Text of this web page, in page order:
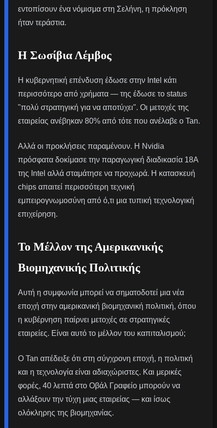
εντοπίσουν ένα νόμισμα στη Σελήνη, η πρόκληση
ήταν τεράστια.
Η Σωσίβια Λέμβος
Η κυβερνητική επένδυση έδωσε στην Intel κάτι
περισσότερο από χρήματα — της έδωσε το status
"πολύ στρατηγική για να αποτύχει". Οι μετοχές της
εταιρείας ανέβηκαν 80% από τότε που ανέλαβε ο Tan.
Αλλά οι προκλήσεις παραμένουν. Η Nvidia
πρόσφατα δοκίμασε την παραγωγική διαδικασία 18A
της Intel αλλά σταμάτησε να προχωρά. Η κατασκευή
chips απαιτεί περισσότερη τεχνική
εμπειρογνωμοσύνη από ό,τι μια τυπική τεχνολογική
επιχείρηση.
Το Μέλλον της Αμερικανικής
Βιομηχανικής Πολιτικής
Αυτή η συμφωνία μπορεί να σηματοδοτεί μια νέα
εποχή στην αμερικανική βιομηχανική πολιτική, όπου
η κυβέρνηση παίρνει μετοχές σε στρατηγικές
εταιρείες. Είναι αυτό το μέλλον του καπιταλισμού;
Ο Tan απέδειξε ότι στη σύγχρονη εποχή, η πολιτική
και η τεχνολογία είναι αδιαχώριστες. Και μερικές
φορές, 40 λεπτά στο Οβάλ Γραφείο μπορούν να
αλλάξουν την τύχη μιας εταιρείας — και ίσως
ολόκληρης της βιομηχανίας.